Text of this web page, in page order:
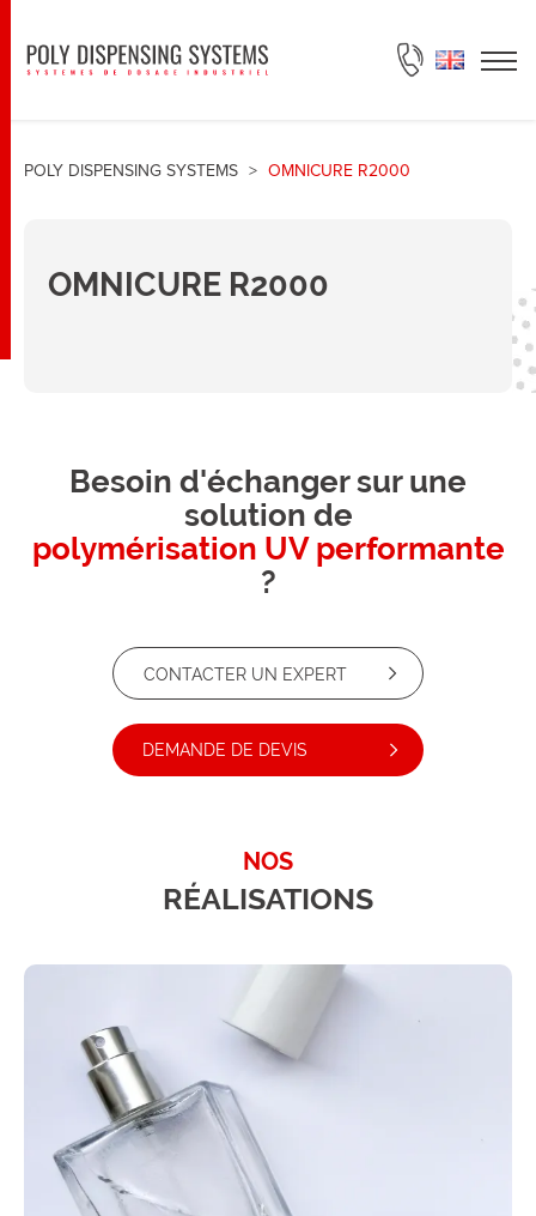
POLY DISPENSING SYSTEMS > OMNICURE R2000
OMNICURE R2000
Besoin d'échanger sur une
solution de
polymérisation UV performante
?
CONTACTER UN EXPERT
DEMANDE DE DEVIS
NOS
RÉALISATIONS